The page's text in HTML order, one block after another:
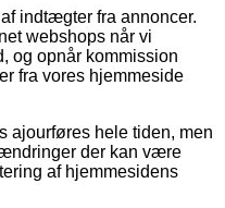
indtægter fra annoncer.
webshops når vi
og opnår kommission
fra vores hjemmeside
ajourføres hele tiden, men
der kan være
af hjemmesidens